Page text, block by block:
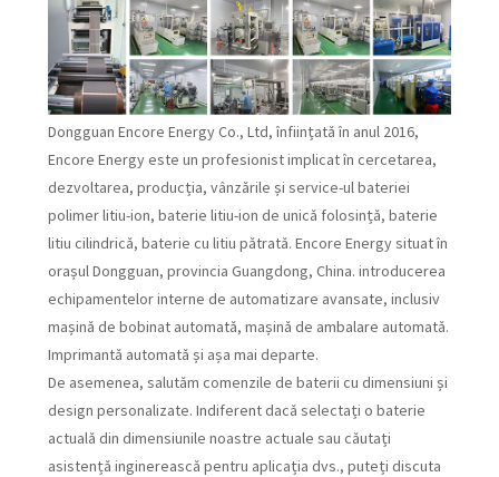
Dongguan Encore Energy Co., Ltd, înființată în anul 2016,
Encore Energy este un profesionist implicat în cercetarea,
dezvoltarea, producția, vânzările și service-ul bateriei
polimer litiu-ion, baterie litiu-ion de unică folosință, baterie
litiu cilindrică, baterie cu litiu pătrată. Encore Energy situat în
orașul Dongguan, provincia Guangdong, China. introducerea
echipamentelor interne de automatizare avansate, inclusiv
mașină de bobinat automată, mașină de ambalare automată.
Imprimantă automată și așa mai departe.
De asemenea, salutăm comenzile de baterii cu dimensiuni și
design personalizate. Indiferent dacă selectați o baterie
actuală din dimensiunile noastre actuale sau căutați
asistență inginerească pentru aplicația dvs., puteți discuta